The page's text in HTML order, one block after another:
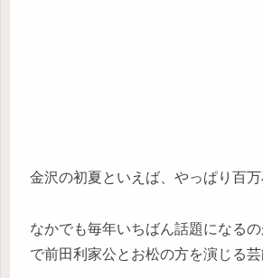
金沢の初夏といえば、やっぱり百万
なかでも毎年いちばん話題になる
で前田利家公とお松の方を演じる芸